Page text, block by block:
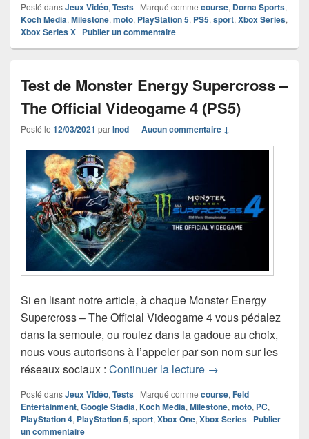
Posté dansJeux Vidéo, Tests | Marqué comme course, Dorna Sports,
Koch Media, Milestone, moto, PlayStation 5, PS5, sport, Xbox Series,
Xbox Series X | Publier un commentaire
Test de Monster Energy Supercross –
The Official Videogame 4 (PS5)
Posté le 12/03/2021 parInod—Aucun commentaire ↓
Si en lisant notre article, à chaque Monster Energy
Supercross – The Official Videogame 4 vous pédalez
dans la semoule, ou roulez dans la gadoue au choix,
nous vous autorisons à l’appeler par son nom sur les
réseaux sociaux : Continuer la lecture Test de Monster
→
Posté dansJeux Vidéo,Tests | Marqué comme course,Feld
Entertainment,Google Stadia,Koch Media,Milestone,moto, PC,
PlayStation 4, PlayStation 5,sport,Xbox One,Xbox Series | Publier
un commentaire